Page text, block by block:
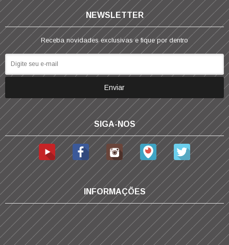
NEWSLETTER
Receba novidades exclusivas e fique por dentro
SIGA-NOS
INFORMAÇÕES